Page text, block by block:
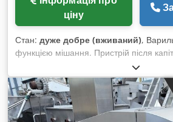
ціну
Стан: дуже добре (вживаний),
функцією мішання. Пристрій після
Потужність: 32,2 кВт 3X400В.